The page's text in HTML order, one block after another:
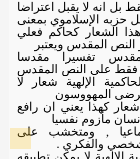
بل انه لا يقبل اعتراضا
حزبه الإسلاموي بمعنى
الشعار كحاكم فعلي
النص المقدس ويعتبر
تفسيرا مقدسا
فقط على النص المقدس
الإلهية شعار لا
المهووسون
كهذا يعني ان رافع
مأزوم نفسيا
, ومتخشب على
والفكري .